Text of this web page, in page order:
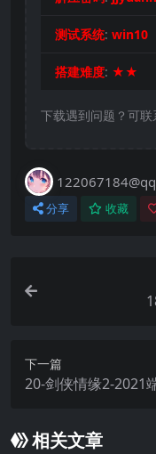
测试系统: win10
搭建难度: ★★
下载遇到问题？可
分享 收藏
下一篇
20-剑侠情缘2-2021
相关文章